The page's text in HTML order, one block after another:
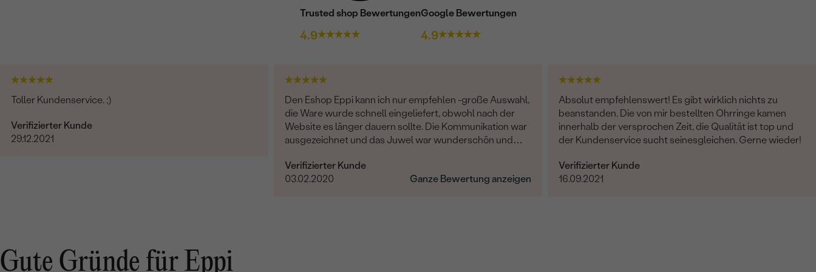
HERKUNFT:
BEARBEITUNG:
HERKUNFT DES METALLS
Recyceltes
EDELSTEIN:
Moldaviten, Saphiren und Diamanten
ARTEN DER SCHMUCKFASSUNG:
Krappen
0.76 ct
METALLOBERFLÄCHE:
Trusted shop Bewertungen
4.9
Google Bewertungen
4.9
Toller Kundenservice. ;)
Verifizierter Kunde
29.12.2021
Den Eshop Eppi kann ich nur empfehlen -große Auswahl,
die Ware wurde schnell eingeliefert, obwohl nach der
Website es länger dauern sollte. Die Kommunikation war
ausgezeichnet und das Juwel war wunderschön und
Verifizierter Kunde
03.02.2020
Ganze Bewertung anzeigen
Absolut empfehlenswert! Es gibt wirklich nichts zu
beanstanden. Die von mir bestellten Ohrringe kamen
innerhalb der versprochen Zeit, die Qualität ist top und
der Kundenservice sucht seinesgleichen. Gerne wieder!
Verifizierter Kunde
16.09.2021
Gute Gründe für Eppi